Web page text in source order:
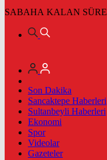
SABAHA KALAN SÜRE
Son Dakika
Sancaktepe Haberleri
Sultanbeyli Haberleri
Ekonomi
Spor
Videolar
Gazeteler